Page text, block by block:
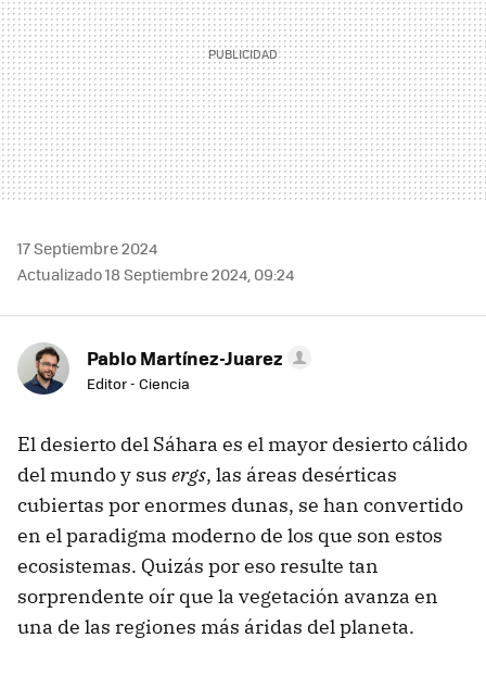
17 Septiembre 2024
Actualizado 18 Septiembre 2024, 09:24
Pablo Martínez-Juarez
Editor - Ciencia
El desierto del Sáhara es el mayor desierto cálido
del mundo y sus ergs, las áreas desérticas
cubiertas por enormes dunas, se han convertido
en el paradigma moderno de los que son estos
ecosistemas. Quizás por eso resulte tan
sorprendente oír que la vegetación avanza en
una de las regiones más áridas del planeta.